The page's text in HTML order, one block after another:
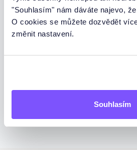
"Souhlasím" nám dáváte najevo,
O cookies se můžete dozvědět
změnit nastavení.
Souhlasím
Trvání:90 min